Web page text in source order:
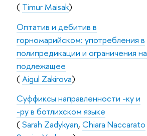
( Timur Maisak)
Оптатив и дебитив в
горномарийском: употребления в
полипредикации и ограничения на
подлежащее
( Aigul Zakirova)
Суффиксы направленности -ку и
-ру в ботлихском языке
(Sarah Zadykyan, Chiara Naccarato